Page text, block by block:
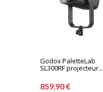
Godox PaletteLab
SL300RF projecteur...
859,90 €